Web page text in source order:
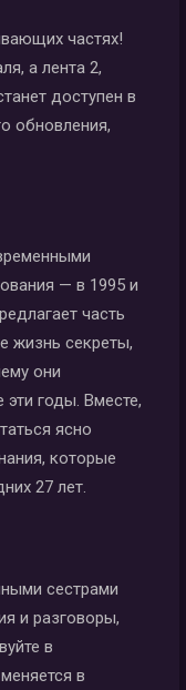
частях!
а лента 2,
доступен в
обновления,
— в 1995 и
часть
жизнь секреты,
они
эти годы. Вместе,
ясно
которые
27 лет.
сестрами
и разговоры,
в
в